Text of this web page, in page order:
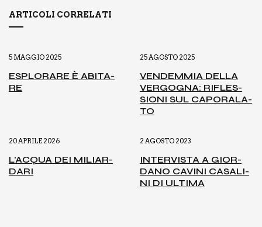
ARTICOLI CORRELATI
5 MAGGIO 2025
ESPLO­RA­RE È ABI­TA­
RE
25 AGOSTO 2025
VEN­DEM­MIA DEL­LA
VER­GO­GNA: RIFLES­
SIO­NI SUL CAPO­RA­LA­
TO
20 APRILE 2026
L’AC­QUA DEI MILIAR­
DA­RI
2 AGOSTO 2023
INTER­VI­STA A GIOR­
DA­NO CAVI­NI CASA­LI­
NI DI ULTI­MA